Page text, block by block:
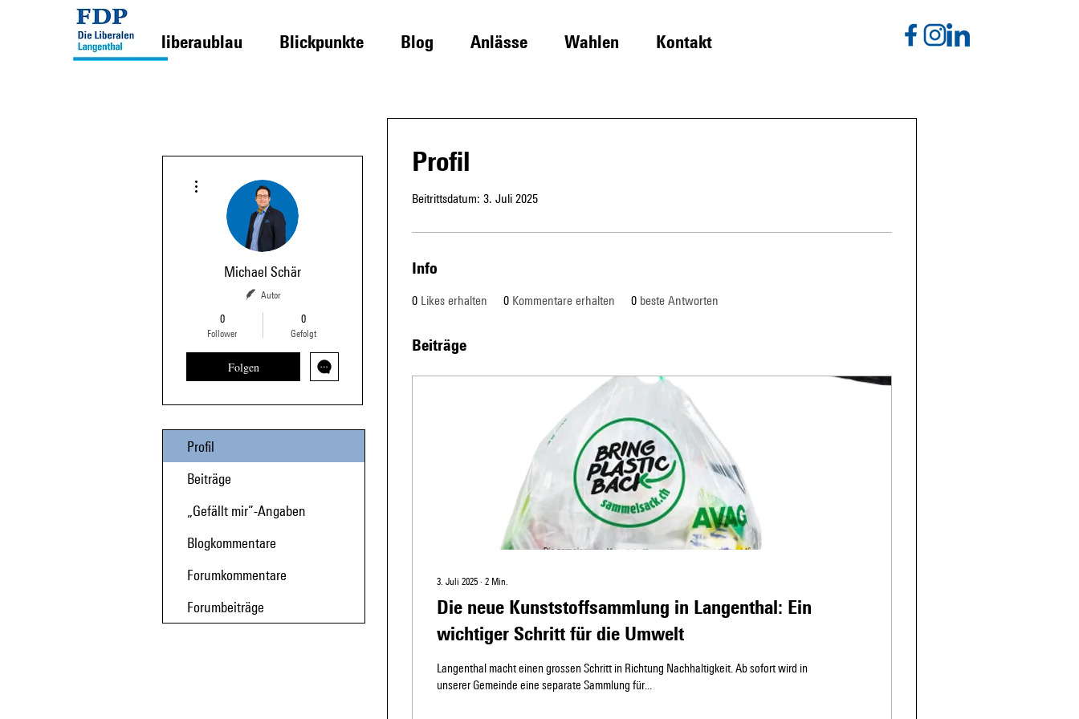
liberaublau Blickpunkte Blog Anlässe Wahlen Kontakt
Profil
Beitrittsdatum: 3. Juli 2025
Info
0 Likes erhalten 0 Kommentare erhalten 0 beste Antworten
Beiträge
3. Juli 2025∙ 2 Min.
Die neue Kunststoffsammlung in Langenthal: Ein
wichtiger Schritt für die Umwelt
Langenthal macht einen grossen Schritt in Richtung Nachhaltigkeit. Ab sofort wird in
unserer Gemeinde eine separate Sammlung für...
Michael Schär
Autor
0
Follower
0
Gefolgt
Folgen
Profil
Beiträge
„Gefällt mir”-Angaben
Blogkommentare
Forumkommentare
Forumbeiträge